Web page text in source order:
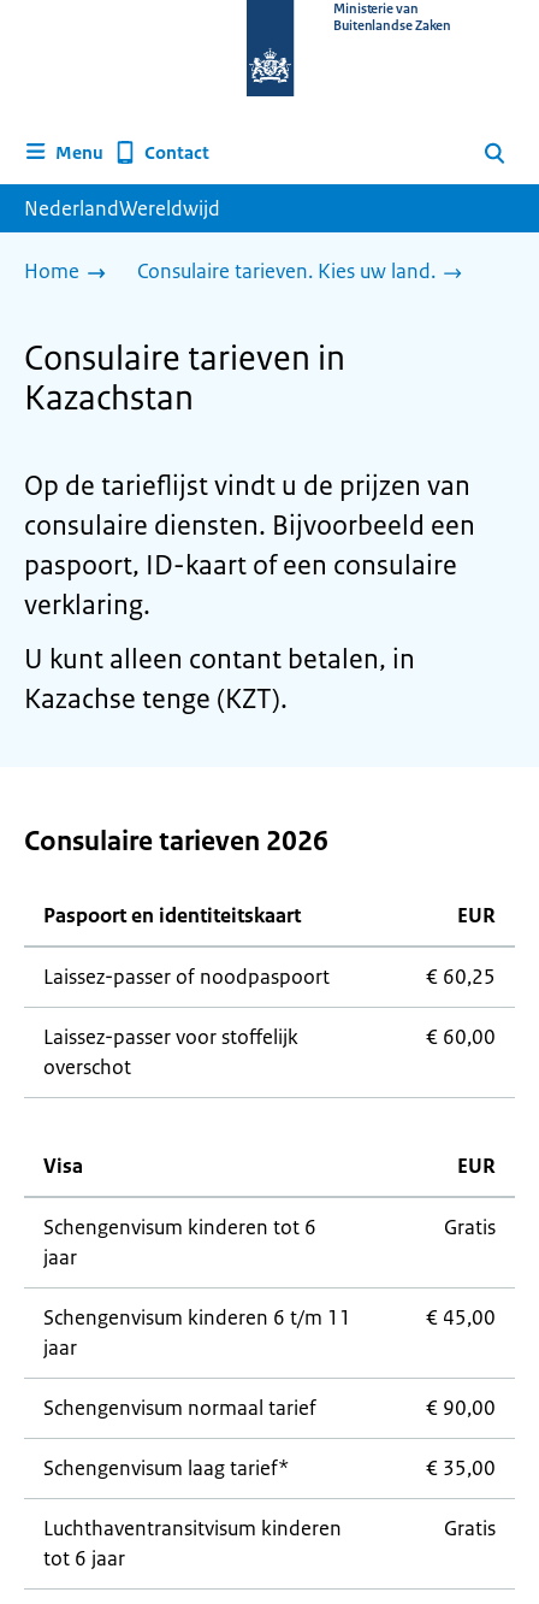
homepage
Ministerie van
Buitenlandse Zaken
Menu Contact Zoeken
NederlandWereldwijd
Home Consulaire tarieven. Kies uw land.
Consulaire tarieven in
Kazachstan
Op de tarieflijst vindt u de prijzen van
consulaire diensten. Bijvoorbeeld een
paspoort, ID-kaart of een consulaire
verklaring.
U kunt alleen contant betalen, in
Kazachse tenge (KZT).
Consulaire tarieven 2026
Paspoort en identiteitskaart EUR
Laissez-passer of noodpaspoort € 60,25
Laissez-passervoor stoffelijk
overschot
€ 60,00
Visa EUR
Schengenvisum kinderen tot 6
jaar
Gratis
Schengenvisum kinderen 6 t/m 11
jaar
€ 45,00
Schengenvisum normaal tarief € 90,00
Schengenvisum laag tarief* € 35,00
Luchthaventransitvisum kinderen
tot 6 jaar
Gratis